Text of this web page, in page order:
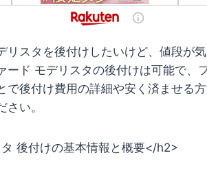
リスタを後付けしたいけど、値段が
ード モデリスタの後付けは可能で、
で後付け費用の詳細や安く済ませる
い。
後付けの基本情報と概要</h2>